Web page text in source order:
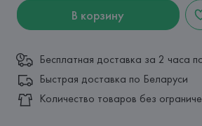
В корзину
Бесплатная доставка за 2 часа
Быстрая доставка по Беларуси
Количество товаров без